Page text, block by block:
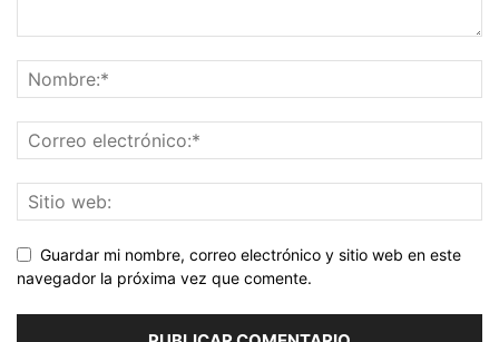
Guardar mi nombre, correo electrónico y sitio web en este
navegador la próxima vez que comente.